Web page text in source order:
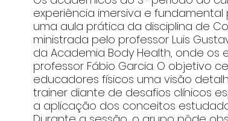
experiência imersiva e
uma aula prática da disciplina de
ministrada pelo professor Luis
da Academia Body Health, onde
professor Fábio Garcia. O objetivo
educadores físicos uma visão
trainer diante de desafios clínicos
a aplicação dos conceitos